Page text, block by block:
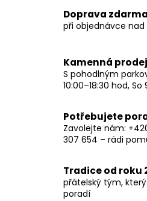
a
c
r
v
k
v
ý
p
s
u
á
n
Doprava zdarma
při objednávce nad
Kamenná
S pohodlným
10:00–18:30 hod,
Potřebujete
Zavolejte nám:
307 654 – rádi
Tradice od roku
přátelský tým,
poradí